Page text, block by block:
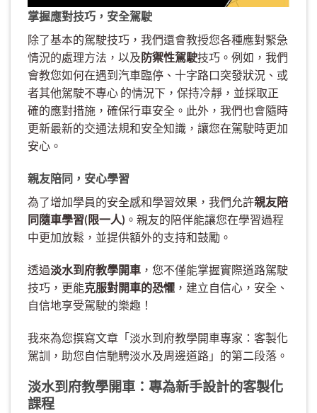
掌握應對技巧，安全駕駛
除了基本的駕駛技巧，我們還會教授您各種應對緊急
情況的處理方法，以及防禦性駕駛技巧。例如，我們
會教您如何在遇到汽車臨停、十字路口突發狀況、或
者其他駕駛不專心 的情況下，保持冷靜，並採取正
確的應對措施，確保行車安全。此外，我們也會隨時
更新最新的交通法規和安全知識，讓您在駕駛時更加
安心。
親友陪同，安心學習
為了增加學員的安全感和學習效果，我們允許親友陪
同隨車學習(限一人) 。親友的陪伴能讓您在學習過程
中更加放鬆，並提供額外的支持和鼓勵。
透過淡水到府教學開車 ，您不僅能掌握實際道路駕駛
技巧，更能克服對開車的恐懼 ，建立自信心，安全、
自信地享受駕駛的樂趣！
我來為您撰寫文章「淡水到府教學開車專家：客製化
駕訓，助您自信馳騁淡水及周邊道路」的第二段落。
淡水到府教學開車：專為新手設計的客製化
課程